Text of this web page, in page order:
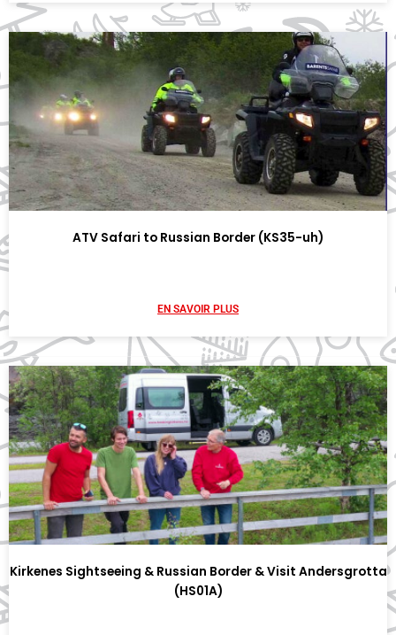
ATV Safari to Russian Border (KS35-uh)
EN SAVOIR PLUS
Kirkenes Sightseeing & Russian Border & Visit Andersgrotta
(HS01A)